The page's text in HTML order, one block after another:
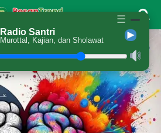
☰
Radio Santri
Murottal, Kajian, dan Sholawat